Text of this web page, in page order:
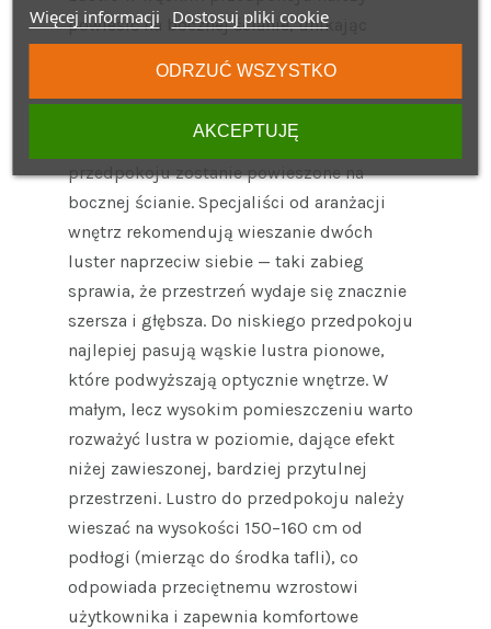
powiesić na bocznej ścianie, unikając
korytarza, nabierze głębi, gdy lustro do
przedpokoju zostanie powieszone na
bocznej ścianie. Specjaliści od aranżacji
wnętrz rekomendują wieszanie dwóch
luster naprzeciw siebie — taki zabieg
sprawia, że przestrzeń wydaje się znacznie
szersza i głębsza. Do niskiego przedpokoju
najlepiej pasują wąskie lustra pionowe,
które podwyższają optycznie wnętrze. W
małym, lecz wysokim pomieszczeniu warto
rozważyć lustra w poziomie, dające efekt
niżej zawieszonej, bardziej przytulnej
przestrzeni. Lustro do przedpokoju należy
wieszać na wysokości 150–160 cm od
podłogi (mierząc do środka tafli), co
odpowiada przeciętnemu wzrostowi
użytkownika i zapewnia komfortowe
Więcej informacji Dostosuj pliki cookie
ODRZUĆ WSZYSTKO
AKCEPTUJĘ